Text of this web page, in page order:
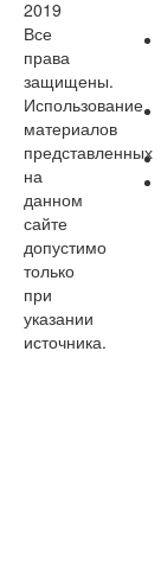
2019
Все
права
защищены.
Использование
материалов
представленных
на
данном
сайте
допустимо
только
при
указании
источника.